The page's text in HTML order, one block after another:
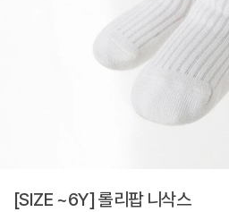
[SIZE ~6Y] 롤리팝 니삭스